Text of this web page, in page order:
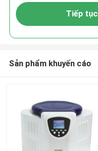
Tiếp tục
Sản phẩm khuyến cáo